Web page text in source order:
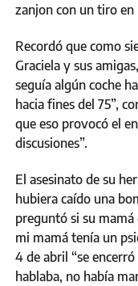
zanjon con un tiro en
Recordó que como
Graciela y sus
seguía algún coche
hacia fines del 75”,
que eso provocó el
discusiones”.
El asesinato de su
hubiera caído una
preguntó si su
mi mamá tenía un
4 de abril “se
hablaba, no había